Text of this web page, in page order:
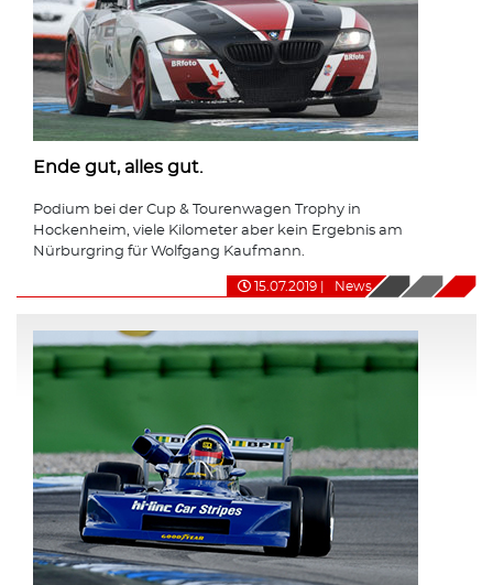
Ende gut, alles gut.
Podium bei der Cup & Tourenwagen Trophy in
Hockenheim, viele Kilometer aber kein Ergebnis am
Nürburgring für Wolfgang Kaufmann.
15.07.2019 News